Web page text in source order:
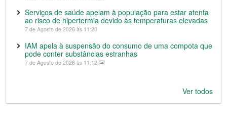
Serviços de saúde apelam à população para estar atenta
ao risco de hipertermia devido às temperaturas elevadas
7 de Agosto de 2026 às 11:20
IAM apela à suspensão do consumo de uma compota que
pode conter substâncias estranhas
7 de Agosto de 2026 às 11:12
Ver todos